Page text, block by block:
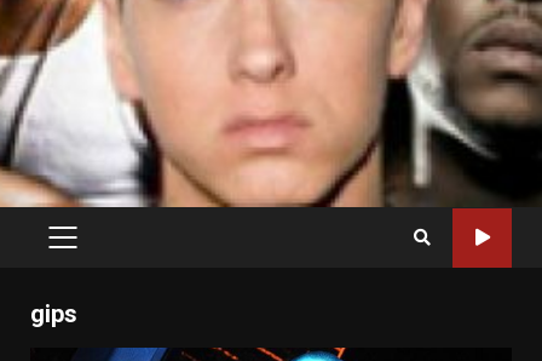
PRIMARY
gips